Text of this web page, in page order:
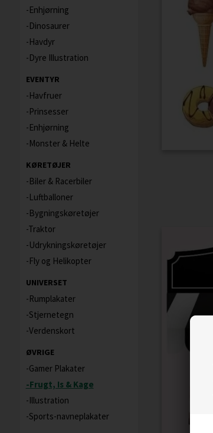
Enhjørning
Dinosaurer
Havdyr
Dyre Illustration
EVENTYR
Havfruer
Prinsesser
Enhjørning
Monster & Helte
KØRETØJER
Biler & Racerbiler
Luftballoner
Bygningskøretøjer
Traktor
Udrykningskøretøjer
Fly og Helikopter
UNIVERSET
Rumplakater
Stjernetegn
Verdenskort
ØVRIGE
Gamer Plakater
Frugt, Is & Kage
Illustration
Sports-navneplakater